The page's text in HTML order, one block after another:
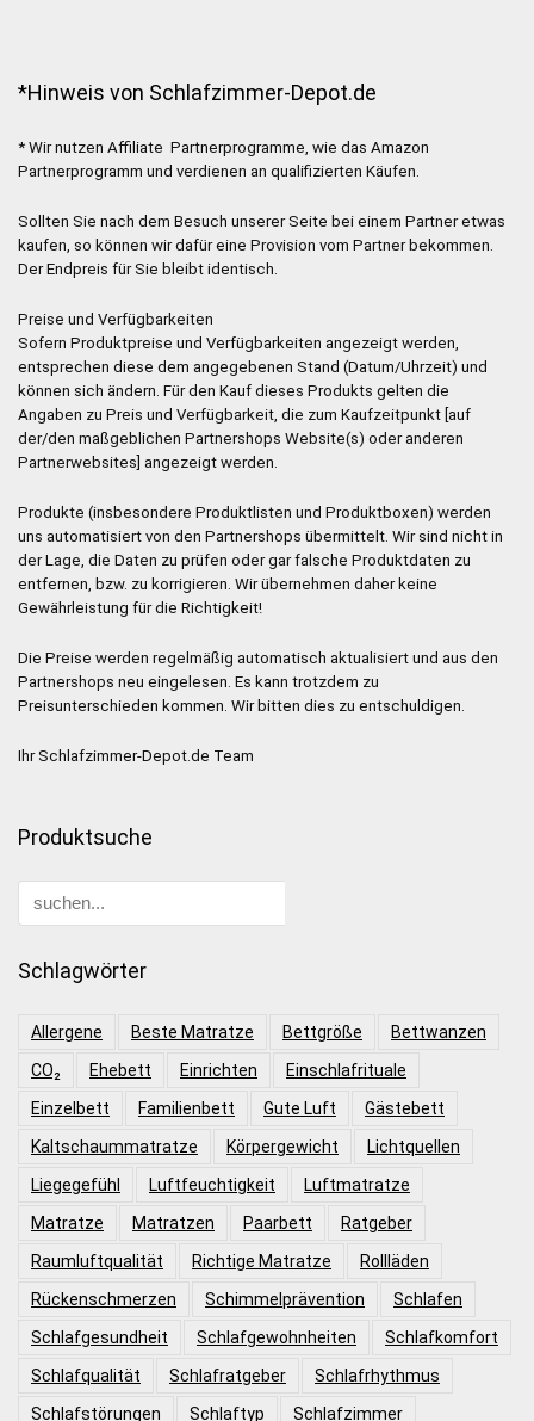
*Hinweis von Schlafzimmer-Depot.de
* Wir nutzen Affiliate Partnerprogramme, wie das Amazon
Partnerprogramm und verdienen an qualifizierten Käufen.
Sollten Sie nach dem Besuch unserer Seite bei einem Partner etwas
kaufen, so können wir dafür eine Provision vom Partner bekommen.
Der Endpreis für Sie bleibt identisch.
Preise und Verfügbarkeiten
Sofern Produktpreise und Verfügbarkeiten angezeigt werden,
entsprechen diese dem angegebenen Stand (Datum/Uhrzeit) und
können sich ändern. Für den Kauf dieses Produkts gelten die
Angaben zu Preis und Verfügbarkeit, die zum Kaufzeitpunkt [auf
der/den maßgeblichen Partnershops Website(s) oder anderen
Partnerwebsites] angezeigt werden.
Produkte (insbesondere Produktlisten und Produktboxen) werden
uns automatisiert von den Partnershops übermittelt. Wir sind nicht in
der Lage, die Daten zu prüfen oder gar falsche Produktdaten zu
entfernen, bzw. zu korrigieren. Wir übernehmen daher keine
Gewährleistung für die Richtigkeit!
Die Preise werden regelmäßig automatisch aktualisiert und aus den
Partnershops neu eingelesen. Es kann trotzdem zu
Preisunterschieden kommen. Wir bitten dies zu entschuldigen.
Ihr Schlafzimmer-Depot.de Team
Produktsuche
Schlagwörter
Allergene Beste Matratze Bettgröße
Bettwanzen
CO₂
Ehebett Einrichten
Einschlafrituale
Einzelbett
Familienbett Gute Luft
Gästebett
Kaltschaummatratze
Körpergewicht
Lichtquellen
Liegegefühl
Luftfeuchtigkeit
Luftmatratze
Matratze
Matratzen Paarbett
Ratgeber
Raumluftqualität
Richtige Matratze
Rollläden
Rückenschmerzen
Schimmelprävention
Schlafen
Schlafgesundheit
Schlafgewohnheiten
Schlafkomfort
Schlafqualität
Schlafratgeber
Schlafrhythmus
Schlafstörungen
Schlaftyp Schlafzimmer